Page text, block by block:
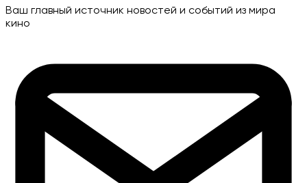
Ваш главный источник новостей и событий из мира
кино